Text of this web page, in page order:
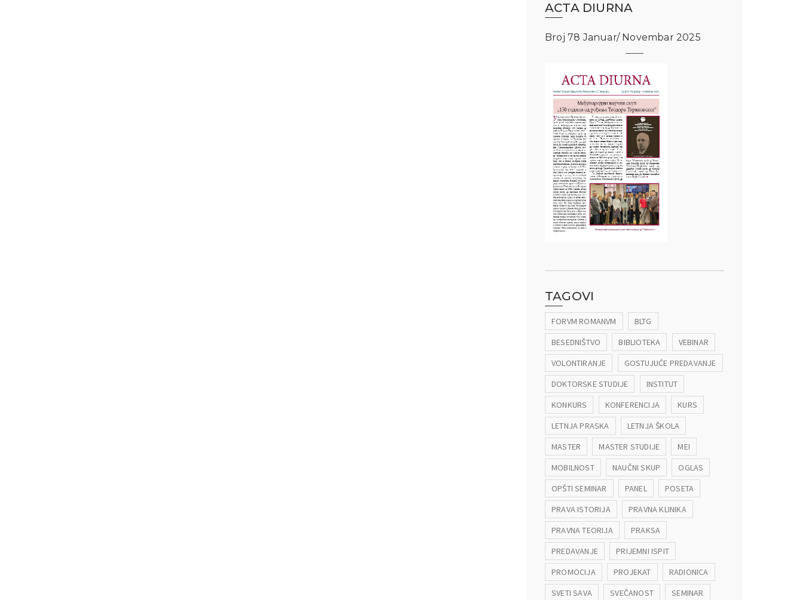
ACTA DIURNA
Broj 78 Januar/ Novembar 2025
TAGOVI
FORVM ROMANVM
BLTG
BESEDNIŠTVO
BIBLIOTEKA
VEBINAR
VOLONTIRANJE
GOSTUJUĆE PREDAVANJE
DOKTORSKE STUDIJE
INSTITUT
KONKURS
KONFERENCIJA
KURS
LETNJA PRASKA
LETNJA ŠKOLA
MASTER
MASTER STUDIJE
MEI
MOBILNOST
NAUČNI SKUP
OGLAS
OPŠTI SEMINAR
PANEL
POSETA
PRAVA ISTORIJA
PRAVNA KLINIKA
PRAVNA TEORIJA
PRAKSA
PREDAVANJE
PRIJEMNI ISPIT
PROMOCIJA
PROJEKAT
RADIONICA
SVETI SAVA
SVEČANOST SEMINAR